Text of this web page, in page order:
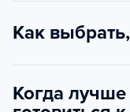
Как
Когда